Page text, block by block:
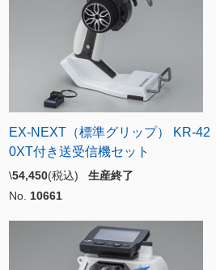
EX-NEXT（標準グリップ） KR-42
0XT付き送受信機セット
\54,450(税込) 生産終了
No. 10661